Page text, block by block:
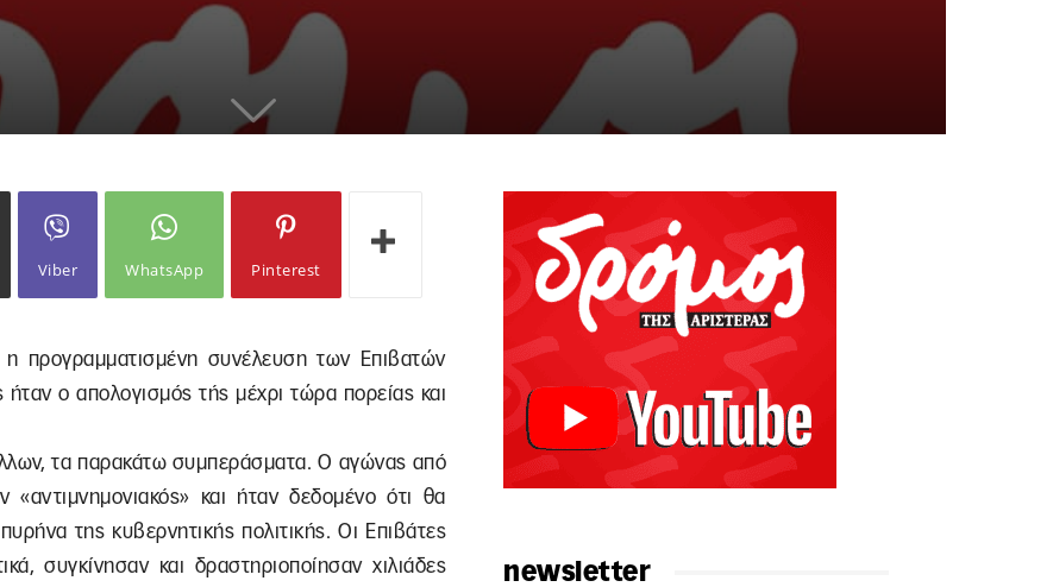
Viber WhatsApp Pinterest
προγραμματισμένη συνέλευση των Επιβατών
ο απολογισμός τής μέχρι τώρα πορείας και
τα παρακάτω συμπεράσματα. Ο αγώνας από
και ήταν δεδομένο ότι θα
της κυβερνητικής πολιτικής. Οι Επιβάτες
συγκίνησαν και δραστηριοποίησαν χιλιάδες
newsletter